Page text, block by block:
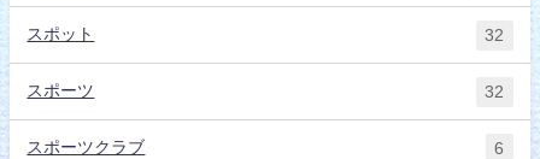
スポット 32
スポーツ 32
スポーツクラブ 6